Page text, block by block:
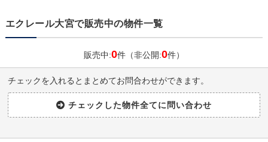
エクレール大宮で販売中の物件一覧
販売中:0件（非公開:0件）
チェックを入れるとまとめてお問合わせができます。